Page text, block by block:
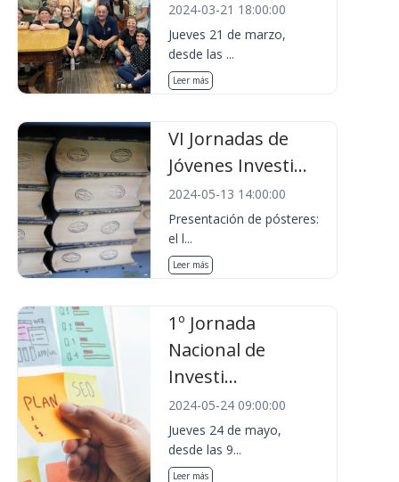
2024-03-21 18:00:00
Jueves 21 de marzo,
desde las ...
Leer más
VI Jornadas de
Jóvenes Investi...
2024-05-13 14:00:00
Presentación de pósteres:
el l...
Leer más
1º Jornada
Nacional de
Investi...
2024-05-24 09:00:00
Jueves 24 de mayo,
desde las 9...
Leer más